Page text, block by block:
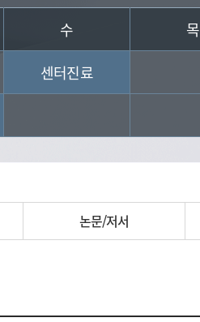
수 목
센터진료
논문/저서